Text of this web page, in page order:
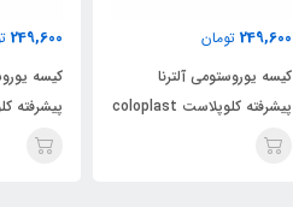
249,600 تومان
کیسه یوروستومی آلترنا
پیشرفته کلوپلاست coloplast
کد 14229
249,600
کیسه
کد 14229